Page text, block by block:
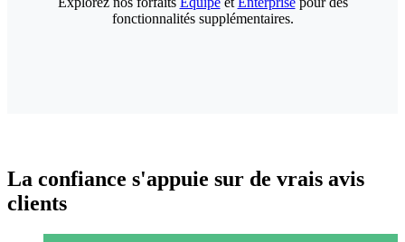
fonctionnalités supplémentaires.
La confiance s'appuie sur de vrais avis
clients